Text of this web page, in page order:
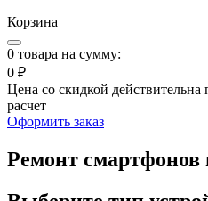
Корзина
0 товара на сумму:
0 ₽
Цена со скидкой
расчет
Оформить заказ
Ремонт